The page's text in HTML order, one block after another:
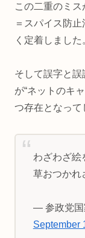
この二重のミ
＝スパイス防
く定着しました
そして誤字と
が“ネットのキ
つ存在となって
わざわざ絵
草おつかれ
— 参政党国
September